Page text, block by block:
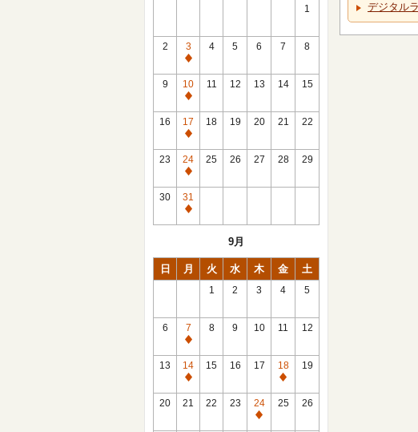
1
2
3
休
館
日
4 5 6 7 8
9
10
休
館
日
11 12 13 14 15
16
17
休
館
日
18 19 20 21 22
23
24
休
館
日
25 26 27 28 29
30
31
休
9月
日 月 火 水 木 金 土
1 2 3 4 5
6
7
休
館
日
8 9 10 11 12
13
14
休
館
15 16 17
18
休
館
19
20 21 22 23
24
休
25 26
デジタル